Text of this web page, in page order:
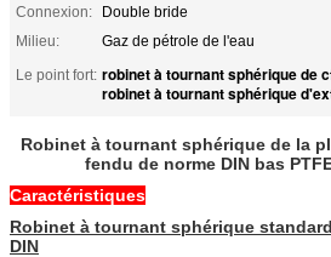
Connexion:
Double bride
Milieu:
Gaz de pétrole de l'eau
Le point fort: robinet à tournant sphérique de
robinet à tournant sphérique
Robinet à tournant sphérique de la
fendu de norme DIN bas
Caractéristiques
Robinet à tournant sphérique
DIN